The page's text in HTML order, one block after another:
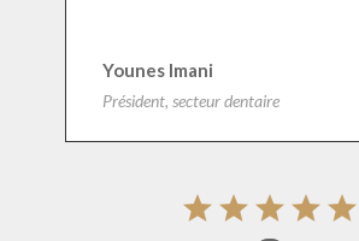
Younes Imani
Président, secteur dentaire